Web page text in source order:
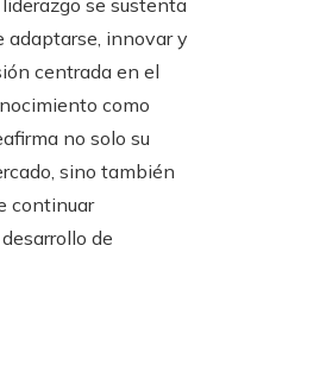
se sustenta
adaptarse, innovar y
centrada en el
como
no solo su
sino también
continuar
de